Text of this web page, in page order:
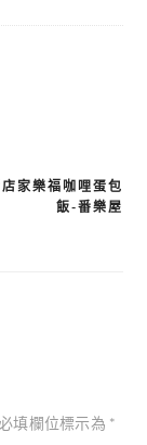
店家樂福咖哩蛋包
飯-番樂屋
填欄位標示為 *